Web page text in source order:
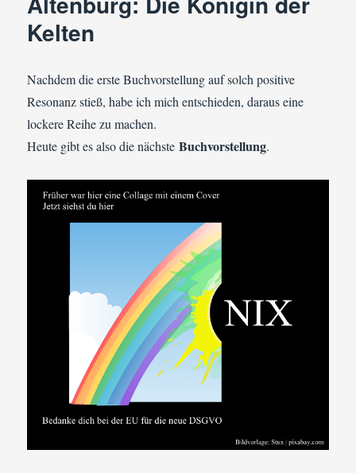
Kelten
Nachdem die erste Buchvorstellung auf solch positive
Resonanz stieß, habe ich mich entschieden, daraus eine
lockere Reihe zu machen.
Heute gibt es also die nächsteBuchvorstellung.